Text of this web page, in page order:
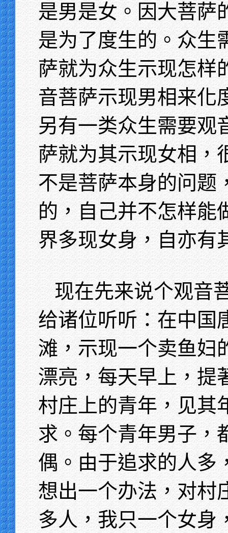
是男是女。因大菩萨
是为了度生的。众生
萨就为众生示现怎样
音菩萨示现男相来化
另有一类众生需要观
萨就为其示现女相，
不是菩萨本身的问题
的，自己并不怎样能
界多现女身，自亦有
现在先来说个观音
给诸位听听：在中国
滩，示现一个卖鱼妇
漂亮，每天早上，提
村庄上的青年，见其
求。每个青年男子，
偶。由于追求的人多
想出一个办法，对村
多人，我只一个女身